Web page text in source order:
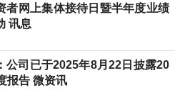
者网上集体接待日暨半年度业绩
讯息
公司已于2025年8月22日披露20
报告 微资讯